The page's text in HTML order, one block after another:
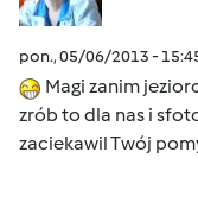
pon., 05/06/2013 -
Magi zanim
zrób to dla nas i
zaciekawil Twój